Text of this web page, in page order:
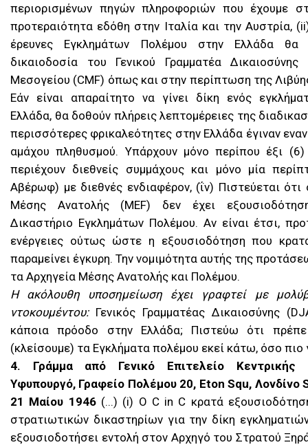
περιορισμένων πηγών πληροφοριών που έχουμε
προτεραιότητα εδόθη στην Ιταλία και την Αυστρία, (ii
έρευνες Εγκλημάτων Πολέμου στην Ελλάδα θα
δικαιοδοσία του Γενικού Γραμματέα Δικαιοσύνης
Μεσογείου (CMF) όπως και στην περίπτωση της
Εάν είναι απαραίτητο να γίνει δίκη ενός
Ελλάδα, θα δοθούν πλήρεις λεπτομέρειες της
περισσότερες φρικαλεότητες στην Ελλάδα έγιναν
αμάχου πληθυσμού. Υπάρχουν μόνο περίπου έξι
περιέχουν διεθνείς συμμάχους και μόνο μία
Αβέρωφ) με διεθνές ενδιαφέρον, (ΐν) Πιστεύεται
Μέσης Ανατολής (MEF) δεν έχει
Δικαστήριο Εγκλημάτων Πολέμου. Αν είναι έτσι,
ενέργειες ούτως ώστε η εξουσιοδότηση που
παραμείνει έγκυρη. Την νομιμότητα αυτής της
τα Αρχηγεία Μέσης Ανατολής και Πολέμου.
Η ακόλουθη υποσημείωση έχει γραφτεί με
ντοκουμέντου:Γενικός Γραμματέας Δικαιοσύνης
κάποια πρόοδο στην Ελλάδα; Πιστεύω ότι
(κλείσουμε) τα Εγκλήματα πολέμου εκεί κάτω, όσο
4. Γράμμα από Γενικό Επιτελείο Κεντρικής
Υφυπουργό, Γραφείο Πολέμου 20, Eton Squ, Λονδίνο
21 Μαίου 1946 (...) (i) Ο C in C κρατά
στρατιωτικών δικαστηρίων για την δίκη
εξουσιοδοτήσει εντολή στον Αρχηγό του Στρατού